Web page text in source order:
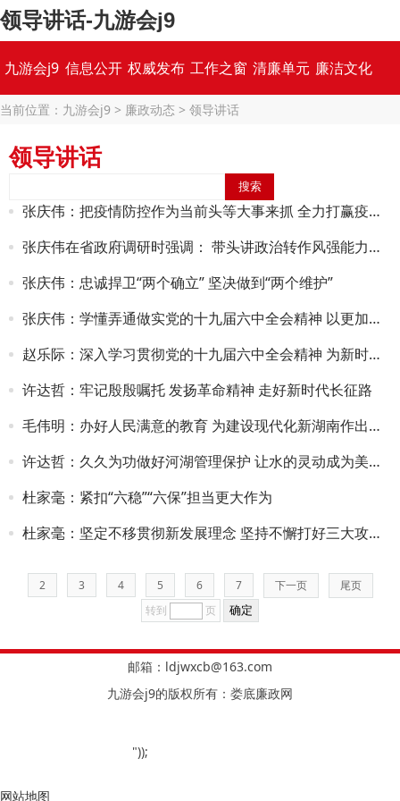
领导讲话-九游会j9
九游会j9 信息公开 权威发布 工作之窗 清廉单元 廉洁文化
专题集锦
当前位置： 九游会j9 > 廉政动态 > 领导讲话
领导讲话
张庆伟：把疫情防控作为当前头等大事来抓 全力打赢疫情防控阻击战歼灭战
张庆伟在省政府调研时强调： 带头讲政治转作风强能力抓落实 打造法治政府廉洁政府数字政府
张庆伟：忠诚捍卫“两个确立” 坚决做到“两个维护”
张庆伟：学懂弄通做实党的十九届六中全会精神 以更加昂扬姿态奋进新征程建功新时代
赵乐际：深入学习贯彻党的十九届六中全会精神 为新时代党的伟大自我革命作出积极贡献
许达哲：牢记殷殷嘱托 发扬革命精神 走好新时代长征路
毛伟明：办好人民满意的教育 为建设现代化新湖南作出新贡献
许达哲：久久为功做好河湖管理保护 让水的灵动成为美丽湖南最耀眼的亮色
杜家毫：紧扣“六稳”“六保”担当更大作为
杜家毫：坚定不移贯彻新发展理念 坚持不懈打好三大攻坚战
2 3 4 5 6 7 下一页
尾页
转到
页
邮箱： ldjwxcb@163.com
九游会j9的版权所有：娄底廉政网
"));
网站地图